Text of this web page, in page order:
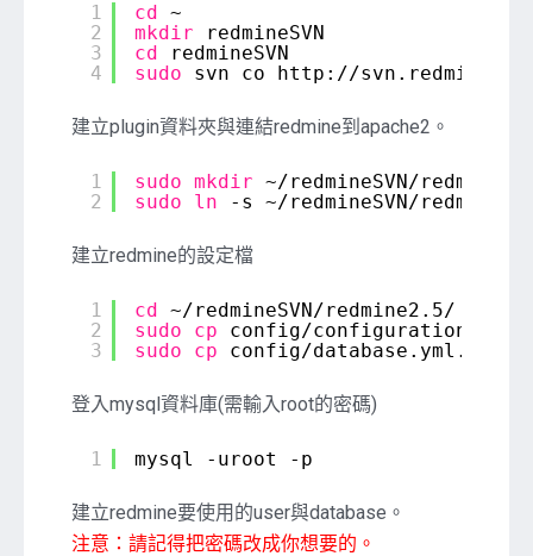
1
2
3
4
cd ~
mkdir
redmineSVN
cd
redmineSVN
sudo
svn co http: //svn
建立plugin資料夾與連結redmine到apache2。
1
2
sudo mkdir ~/redmineSVN/redmine2
sudo
ln -s ~/redmineSVN/redmine2
建立redmine的設定檔
1
2
3
cd ~/redmineSVN/redmine2 .5/
sudo
cp config/configuration
sudo
cp config/database
登入mysql資料庫(需輸入root的密碼)
1 mysql -uroot -p
建立redmine要使用的user與database。
注意：請記得把密碼改成你想要的。